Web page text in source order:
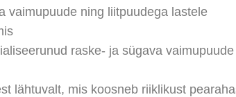
vaimupuude ning liitpuudega lastele
raske- ja sügava
lähtuvalt, mis koosneb riiklikust